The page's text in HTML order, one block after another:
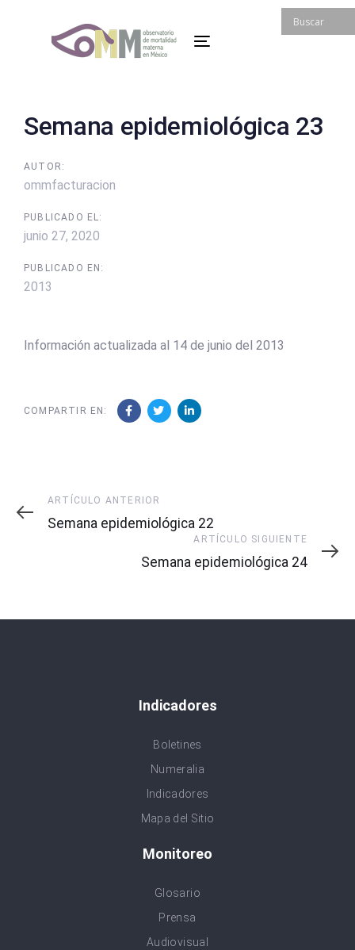
content
Toggle
Semana epidemiológica 23
AUTOR:
ommfacturacion
PUBLICADO EL:
junio 27, 2020
PUBLICADO EN:
2013
Información actualizada al 14 de junio del 2013
COMPARTIR EN:
Post
navigation
Artículo
Anterior
ARTÍCULO ANTERIOR
Semana epidemiológica 22
Siguiente
ARTÍCULO SIGUIENTE
Semana epidemiológica 24
Indicadores
Boletines
Numeralia
Indicadores
Mapa del Sitio
Monitoreo
Glosario
Prensa
Audiovisual